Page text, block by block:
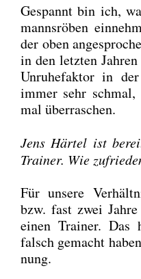
Gespannt bin ich,
manns­rö­ben
der oben
in den letz­ten
Unru­he­fak­tor in
immer sehr
mal über­ra­schen.
Jens Här­tel ist
Trai­ner. Wie
Für unse­re
bzw. fast zwei
einen Trai­ner.
falsch gemacht
nung.